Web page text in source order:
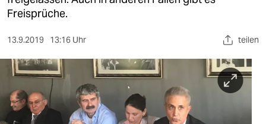
gesellschaft
kultur
sport
berlin
nord
Freisprüche.
13.9.2019 13:16 Uhr teilen